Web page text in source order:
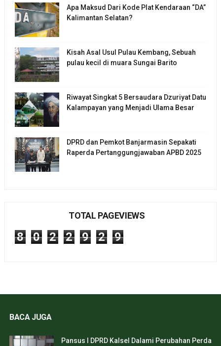
Apa Maksud Dari Kode Plat Kendaraan “DA”
Kalimantan Selatan?
Kisah Asal Usul Pulau Kembang, Sebuah
pulau kecil di muara Sungai Barito
Riwayat Singkat 5 Bersaudara Dzuriyat Datu
Kalampayan yang Menjadi Ulama Besar
DPRD dan Pemkot Banjarmasin Sepakati
Raperda Pertanggungjawaban APBD 2025
TOTAL PAGEVIEWS
8 0 2 2 9 2 9
BACA JUGA
Pansus I DPRD Kalsel Dalami Perubahan Perda